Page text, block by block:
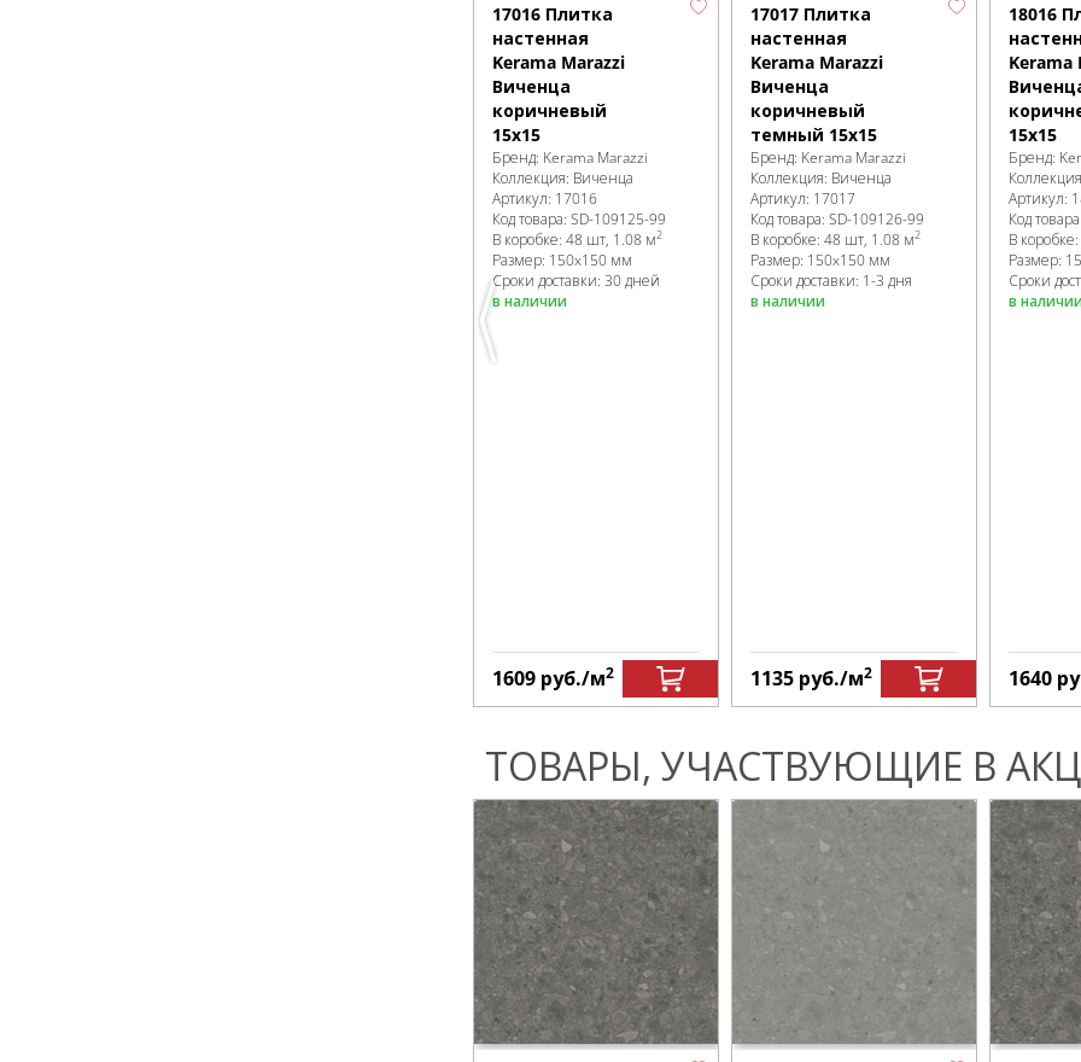
17016 Плитка
настенная
Kerama Marazzi
Виченца
коричневый
15х15
Бренд: Kerama Marazzi
Коллекция: Виченца
Артикул: 17016
Код товара: SD-109125-99
В коробке: 48 шт, 1.08 м2
Размер: 150x150 мм
Сроки доставки: 30 дней
в наличии
1609 руб./м2
17017 Плитка
настенная
Kerama Marazzi
Виченца
коричневый
темный 15х15
Бренд: Kerama Marazzi
Коллекция: Виченца
Артикул: 17017
Код товара: SD-109126-99
В коробке: 48 шт, 1.08 м2
Размер: 150x150 мм
Сроки доставки: 1-3 дня
в наличии
1135 руб./м2
18016
Kerama
15х15
Бренд:
Артикул:
Код товара:
В коробке:
Размер:
Сроки
в наличии
1640
ТОВАРЫ, УЧАСТВУЮЩИЕ В